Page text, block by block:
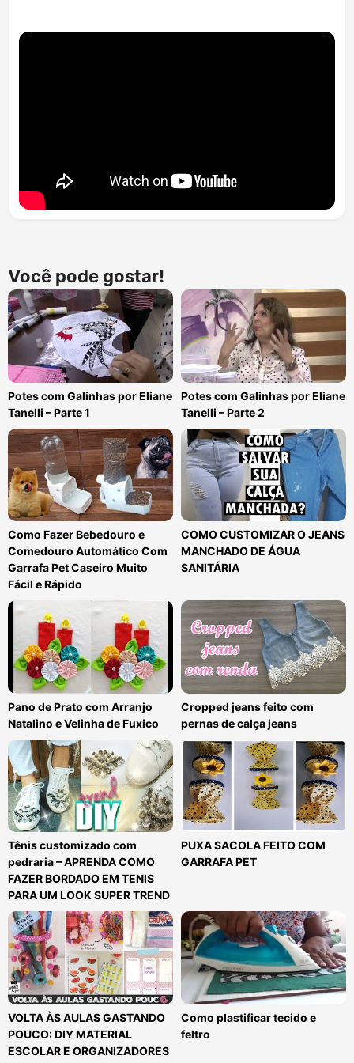
Você pode gostar!
Potes com Galinhas por Eliane
Tanelli – Parte 1
Potes com Galinhas por Eliane
Tanelli – Parte 2
Como Fazer Bebedouro e
Comedouro Automático Com
Garrafa Pet Caseiro Muito
Fácil e Rápido
COMO CUSTOMIZAR O JEANS
MANCHADO DE ÁGUA
SANITÁRIA
Pano de Prato com Arranjo
Natalino e Velinha de Fuxico
Cropped jeans feito com
pernas de calça jeans
Tênis customizado com
pedraria – APRENDA COMO
FAZER BORDADO EM TENIS
PARA UM LOOK SUPER TREND
PUXA SACOLA FEITO COM
GARRAFA PET
VOLTA ÀS AULAS GASTANDO
POUCO: DIY MATERIAL
ESCOLAR E ORGANIZADORES
Como plastificar tecido e
feltro